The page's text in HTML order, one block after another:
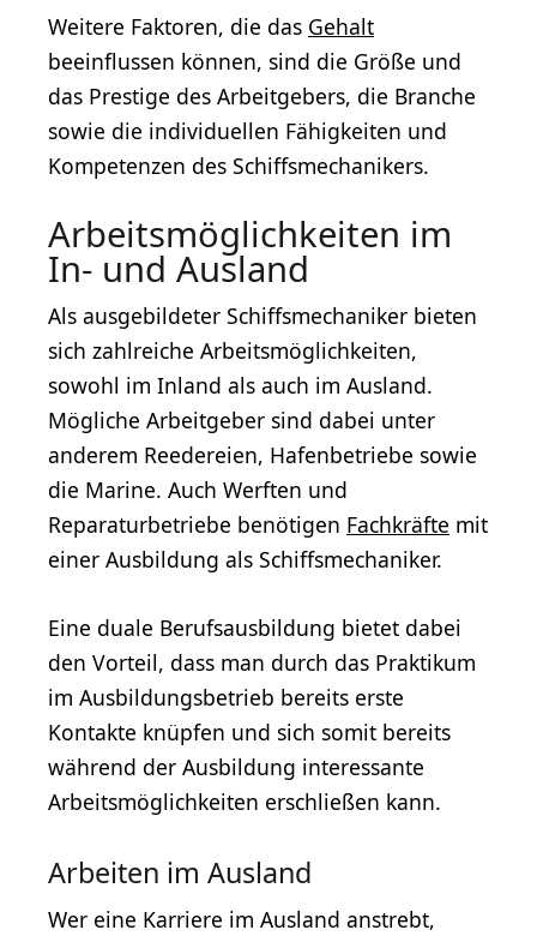
Weitere Faktoren, die das Gehalt
beeinflussen können, sind die Größe und
das Prestige des Arbeitgebers, die Branche
sowie die individuellen Fähigkeiten und
Kompetenzen des Schiffsmechanikers.
Arbeitsmöglichkeiten im
In- und Ausland
Als ausgebildeter Schiffsmechaniker bieten
sich zahlreiche Arbeitsmöglichkeiten,
sowohl im Inland als auch im Ausland.
Mögliche Arbeitgeber sind dabei unter
anderem Reedereien, Hafenbetriebe sowie
die Marine. Auch Werften und
Reparaturbetriebe benötigen Fachkräfte mit
einer Ausbildung als Schiffsmechaniker.
Eine duale Berufsausbildung bietet dabei
den Vorteil, dass man durch das Praktikum
im Ausbildungsbetrieb bereits erste
Kontakte knüpfen und sich somit bereits
während der Ausbildung interessante
Arbeitsmöglichkeiten erschließen kann.
Arbeiten im Ausland
Wer eine Karriere im Ausland anstrebt,